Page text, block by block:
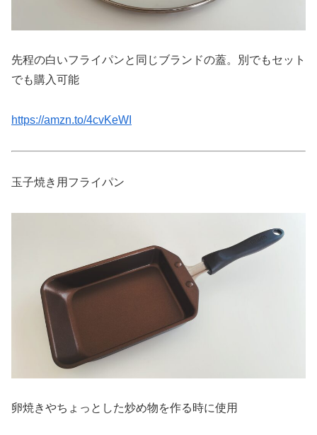
先程の白いフライパンと同じブランドの蓋。別でもセット
でも購入可能
https://amzn.to/4cvKeWI
玉子焼き用フライパン
卵焼きやちょっとした炒め物を作る時に使用